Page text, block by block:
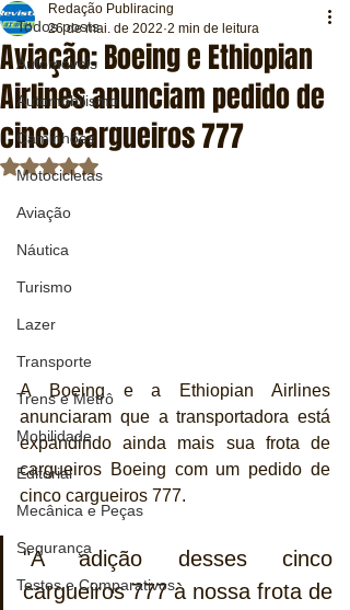
Todos posts
Automóveis
Automobilismo
Caminhões
Motocicletas
Aviação
Náutica
Turismo
Lazer
Transporte
Trens e Metrô
Mobilidade
Editorial
Mecânica e Peças
Segurança
Testes e Comparativos
Aviação: Boeing e Ethiopian
Airlines anunciam pedido de
cinco cargueiros 777
Redação Publiracing
26 de mai. de 2022 2 min de leitura
Avaliado com NaN de 5 estrelas.
A Boeing e a Ethiopian Airlines
anunciaram que a transportadora está
expandindo ainda mais sua frota de
cargueiros Boeing com um pedido de
cinco cargueiros 777.
"A adição desses cinco
cargueiros 777 à nossa frota de